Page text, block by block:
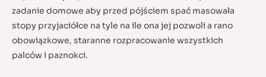
zadanie domowe aby przed pójściem spać masowała
stopy przyjaciółce na tyle na ile ona jej pozwoli a rano
obowiązkowe, staranne rozpracowanie wszystkich
palców i paznokci.